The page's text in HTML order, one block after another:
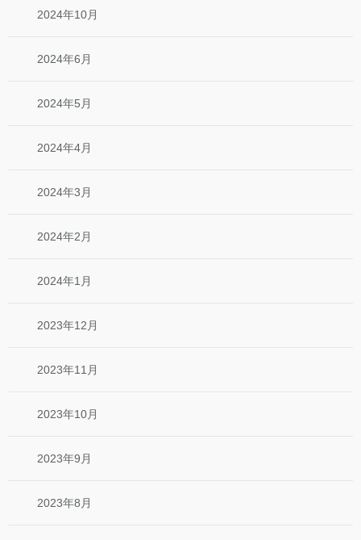
2024年10月
2024年6月
2024年5月
2024年4月
2024年3月
2024年2月
2024年1月
2023年12月
2023年11月
2023年10月
2023年9月
2023年8月